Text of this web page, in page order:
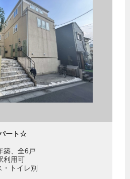
ート☆
築、全6戸
利用可
トイレ別